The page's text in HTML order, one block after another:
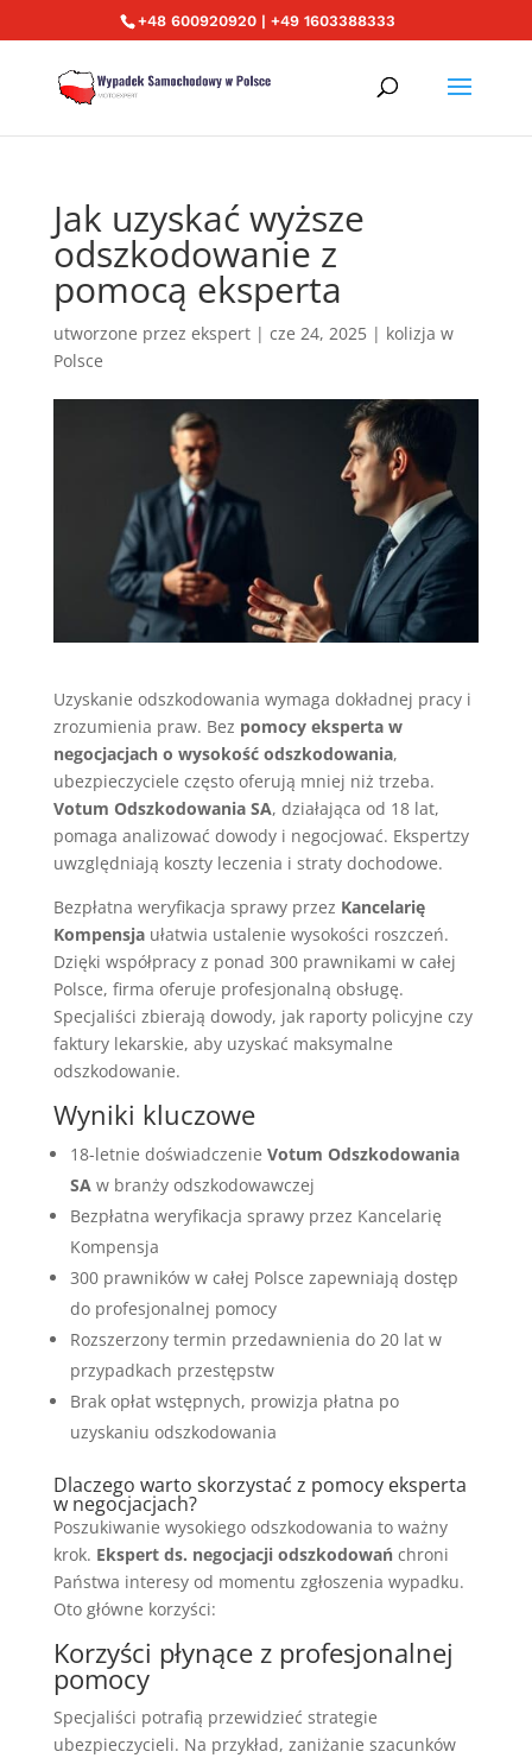
+48 600920920 | +49 1603388333
Jak uzyskać wyższe
odszkodowanie z
pomocą eksperta
utworzone przez ekspert| cze 24, 2025| kolizja w
Polsce
Uzyskanie odszkodowania wymaga dokładnej pracy i
zrozumienia praw. Bez pomocy eksperta w
negocjacjach o wysokość odszkodowania,
ubezpieczyciele często oferują mniej niż trzeba.
Votum Odszkodowania SA, działająca od 18 lat,
pomaga analizować dowody i negocjować. Ekspertzy
uwzględniają koszty leczenia i straty dochodowe.
Bezpłatna weryfikacja sprawy przez Kancelarię
Kompensjaułatwia ustalenie wysokości roszczeń.
Dzięki współpracy z ponad 300 prawnikami w całej
Polsce, firma oferuje profesjonalną obsługę.
Specjaliści zbierają dowody, jak raporty policyjne czy
faktury lekarskie, aby uzyskać maksymalne
odszkodowanie.
Wyniki kluczowe
18-letnie doświadczenie Votum Odszkodowania
SA w branży odszkodowawczej
Bezpłatna weryfikacja sprawy przez Kancelarię
Kompensja
300 prawników w całej Polsce zapewniają dostęp
do profesjonalnej pomocy
Rozszerzony termin przedawnienia do 20 lat w
przypadkach przestępstw
Brak opłat wstępnych, prowizja płatna po
uzyskaniu odszkodowania
Dlaczego warto skorzystać z pomocy eksperta
w negocjacjach?
Poszukiwanie wysokiego odszkodowania to ważny
krok. Ekspert ds. negocjacji odszkodowańchroni
Państwa interesy od momentu zgłoszenia wypadku.
Oto główne korzyści:
Korzyści płynące z profesjonalnej
pomocy
Specjaliści potrafią przewidzieć strategie
ubezpieczycieli. Na przykład, zaniżanie szacunków